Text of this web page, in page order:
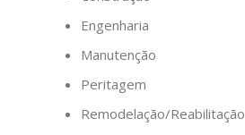
Engenharia
Manutenção
Peritagem
Remodelação/Reabilitação